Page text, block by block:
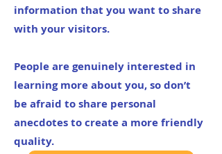
information that you want to share
with your visitors.
People are genuinely interested in
learning more about you, so don’t
be afraid to share personal
anecdotes to create a more friendly
quality.